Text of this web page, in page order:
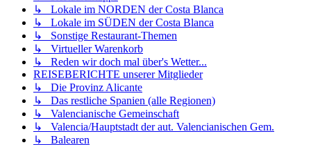
↳ Lokale im NORDEN der Costa Blanca
↳ Lokale im SÜDEN der Costa Blanca
↳ Sonstige Restaurant-Themen
↳ Virtueller Warenkorb
↳ Reden wir doch mal über's Wetter...
REISEBERICHTE unserer Mitglieder
↳ Die Provinz Alicante
↳ Das restliche Spanien (alle Regionen)
↳ Valencianische Gemeinschaft
↳ Valencia/Hauptstadt der aut. Valencianischen Gem.
↳ Balearen